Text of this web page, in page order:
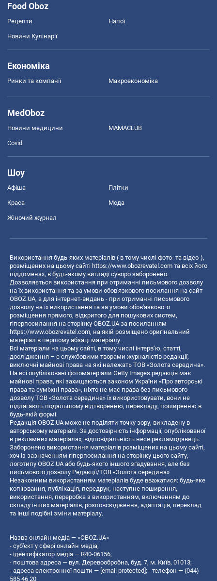
Food Oboz
Рецепти Напої
Новини Кулінарії
Економіка
Ринки та компанії Макроекономіка
MedOboz
Новини медицини MAMACLUB
Covid
Шоу
Афіша Плітки
Краса Мода
Жіночий журнал
Використання будь-яких матеріалів ( в тому числі фото- та відео-),
розміщених на цьому сайті https://www.obozrevatel.com та всіх його
піддоменах, в будь-якому вигляді суворо заборонено.
Дозволяється використання при отриманні письмового дозволу
на їх використання та за умови обов'язкового посилання на сайт
OBOZ.UA, а для інтернет-видань - при отриманні письмового
дозволу на їх використання та за умови обов'язкового
розміщення прямого, відкритого для пошукових систем,
гіперпосилання на сторінку OBOZ.UA за посиланням
https://www.obozrevatel.com, на якій розміщено оригінальний
матеріал в першому абзаці матеріалу.
Всі матеріали на цьому сайті, в тому числі інтерв’ю, статті,
дослідження – є службовими творами журналістів редакції,
виключні майнові права на які належать ТОВ «Золота середина».
На всі опубліковані фотоматеріали Getty Images редакція має
майнові права, які захищаються законом України «Про авторські
права та суміжні права», ніхто не має права без письмового
дозволу ТОВ «Золота середина» їх використовувати, вони не
підлягають подальшому відтворенню, перекладу, поширенню в
будь-якій формі.
Редакція OBOZ.UA може не поділяти точку зору, викладену в
авторському матеріалі. За достовірність інформації, опублікованої
в рекламних матеріалах, відповідальність несе рекламодавець.
Заборонено використання матеріалів розміщених на цьому сайті,
хоч із зазначенням гіперпосилання на сторінку цього сайту,
логотипу OBOZ.UA або будь-якого іншого згадування, але без
письмового дозволу Редакції/ТОВ «Золота середина»
Незаконним використанням матеріалів буде вважатися: будь-яке
копiювання, публiкацiя, передрук, наступне поширення,
використання, переробка з використанням, включенням до
складу інших матеріалів, розповсюдження, адаптація, переклад
та інші подібні зміни матеріалу.
Назва онлайн медіа — «OBOZ.UA»
- суб'єкт у сфері онлайн медіа;
- ідентифікатор медіа — R40-06156;
- поштова адреса — вул. Деревообробна, буд. 7, м. Київ, 01013;
- адреса електронної пошти — [email protected]; - телефон — (044)
585 46 20